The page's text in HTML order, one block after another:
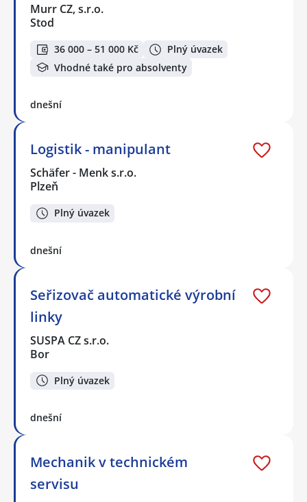
Murr CZ, s.r.o.
Stod
36 000 – 51 000 Kč
Plný úvazek
Vhodné také pro absolventy
dnešní
Logistik - manipulant
Schäfer - Menk s.r.o.
Plzeň
Plný úvazek
dnešní
Seřizovač automatické výrobní
linky
SUSPA CZ s.r.o.
Bor
Plný úvazek
dnešní
Mechanik v technickém
servisu